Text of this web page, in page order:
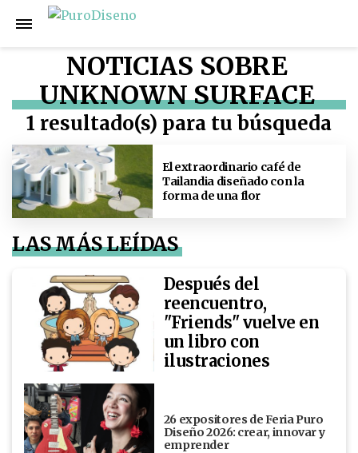
NOTICIAS SOBRE
UNKNOWN SURFACE
1 resultado(s) para tu búsqueda
El extraordinario café de
Tailandia diseñado con la
forma de una flor
LAS MÁS LEÍDAS
Después del
reencuentro,
"Friends" vuelve en
un libro con
ilustraciones
26 expositores de Feria Puro
Diseño 2026: crear, innovar y
emprender